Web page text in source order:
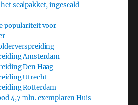
sealpakket, ingeseald
populariteit voor
Amsterdam
Den Haag
Utrecht
Rotterdam
4,7 mln. exemplaren Huis